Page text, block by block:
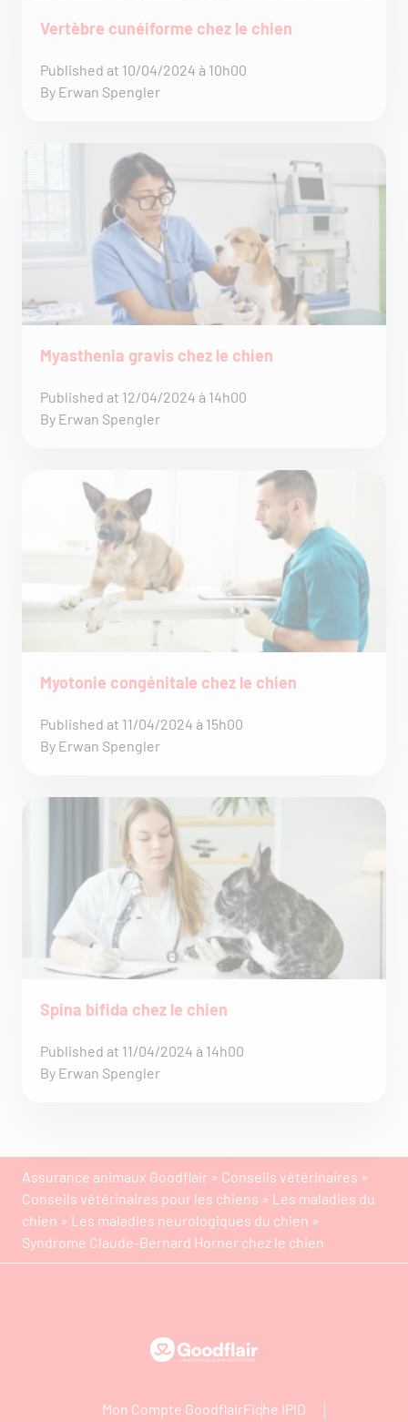
Vertèbre cunéiforme chez le chien
Published at 10/04/2024 à 10h00
By Erwan Spengler
Myasthenia gravis chez le chien
Published at 12/04/2024 à 14h00
By Erwan Spengler
Myotonie congénitale chez le chien
Published at 11/04/2024 à 15h00
By Erwan Spengler
Spina bifida chez le chien
Published at 11/04/2024 à 14h00
By Erwan Spengler
Assurance animaux Goodflair » Conseils vétérinaires »
Conseils vétérinaires pour les chiens » Les maladies du
chien » Les maladies neurologiques du chien »
Syndrome Claude-Bernard Horner chez le chien
Goodflair
Mon Compte GoodflairFiche IPID